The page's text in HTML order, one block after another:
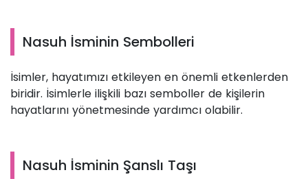
Nasuh İsminin Sembolleri
İsimler, hayatımızı etkileyen en önemli etkenlerden
biridir. İsimlerle ilişkili bazı semboller de kişilerin
hayatlarını yönetmesinde yardımcı olabilir.
Nasuh İsminin Şanslı Taşı